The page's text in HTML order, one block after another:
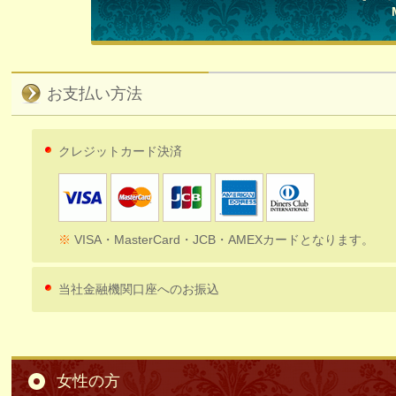
お支払い方法
クレジットカード決済
※ VISA・MasterCard・JCB・AMEXカードとなります。
当社金融機関口座へのお振込
女性の方